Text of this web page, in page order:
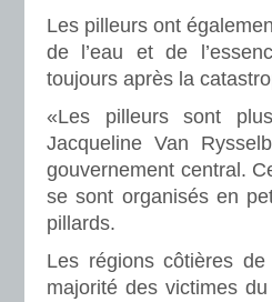
Les pilleurs ont
de l’eau et de
toujours après la
«Les pilleurs sont
Jacqueline Van
gouvernement central.
se sont organisés en
pillards.
Les régions côtières
majorité des victimes